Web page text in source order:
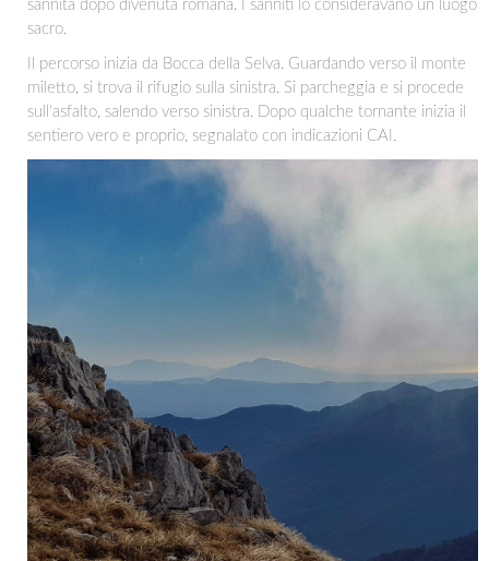
sannita dopo divenuta romana. I sanniti lo consideravano un luogo
sacro.
Il percorso inizia da Bocca della Selva. Guardando verso il monte
miletto, si trova il rifugio sulla sinistra. Si parcheggia e si procede
sull'asfalto, salendo verso sinistra. Dopo qualche tornante inizia il
sentiero vero e proprio, segnalato con indicazioni CAI.